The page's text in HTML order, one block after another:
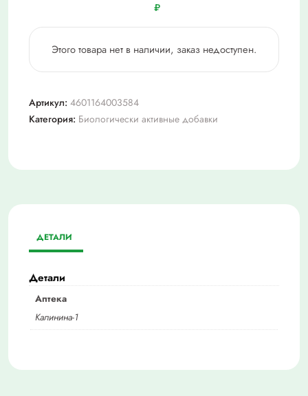
₽
Этого товара нет в наличии, заказ недоступен.
Артикул: 4601164003584
Категория: Биологически активные добавки
ДЕТАЛИ
Детали
Аптека
Калинина-1